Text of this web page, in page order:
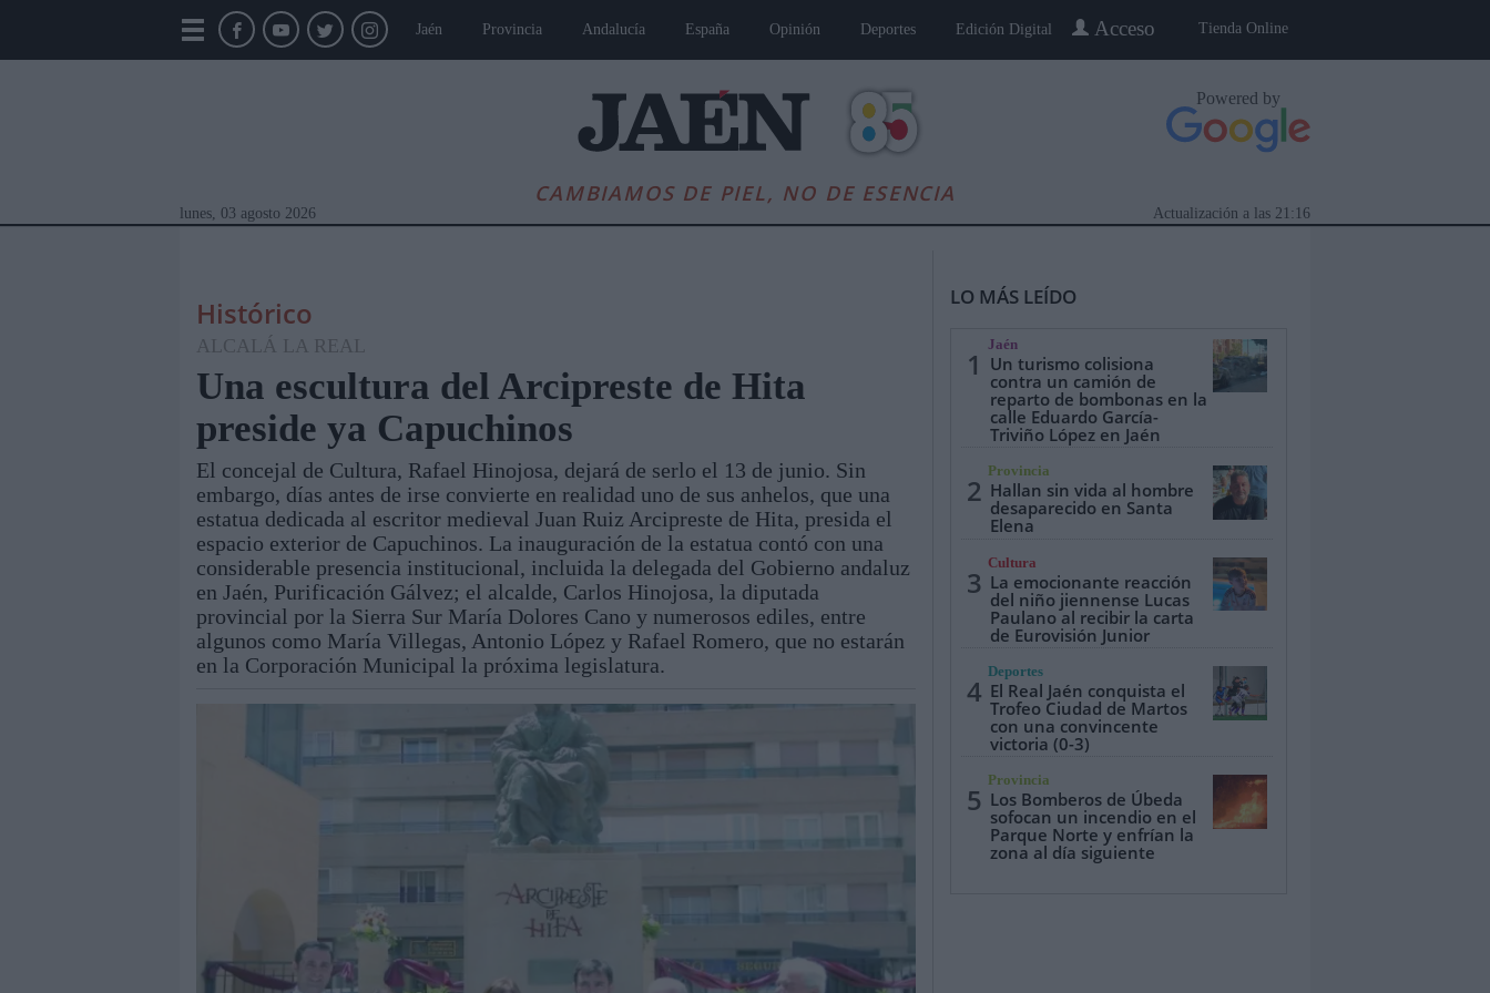
Tienda Online
Acceso
Jaén Provincia Andalucía España Opinión Deportes Edición Digital
CAMBIAMOS DE PIEL, NO DE ESENCIA
Powered by
lunes, 03 agosto 2026 21:16
Actualización a las
Módulos Portada Jaén Provincia Linares Andalucía Jaén, Pueblo a Pueblo Gente
Histórico
ALCALÁ LA REAL
Una escultura del Arcipreste de Hita
preside ya Capuchinos
El concejal de Cultura, Rafael Hinojosa, dejará de serlo el 13 de junio. Sin
embargo, días antes de irse convierte en realidad uno de sus anhelos, que una
estatua dedicada al escritor medieval Juan Ruiz Arcipreste de Hita, presida el
espacio exterior de Capuchinos. La inauguración de la estatua contó con una
considerable presencia institucional, incluida la delegada del Gobierno andaluz
en Jaén, Purificación Gálvez; el alcalde, Carlos Hinojosa, la diputada
provincial por la Sierra Sur María Dolores Cano y numerosos ediles, entre
algunos como María Villegas, Antonio López y Rafael Romero, que no estarán
en la Corporación Municipal la próxima legislatura.
LO MÁS LEÍDO
1
Jaén
Un turismo colisiona
contra un camión de
reparto de bombonas en la
calle Eduardo García-
Triviño López en Jaén
2
Provincia
Hallan sin vida al hombre
desaparecido en Santa
Elena
3
Cultura
La emocionante reacción
del niño jiennense Lucas
Paulano al recibir la carta
de Eurovisión Junior
4
Deportes
El Real Jaén conquista el
Trofeo Ciudad de Martos
con una convincente
victoria (0-3)
5
Provincia
Los Bomberos de Úbeda
sofocan un incendio en el
Parque Norte y enfrían la
zona al día siguiente